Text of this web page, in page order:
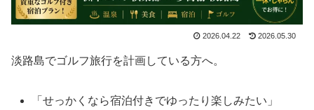
2026.04.22 2026.05.30
淡路島でゴルフ旅行を計画している方へ。
「せっかくなら宿泊付きでゆったり楽しみたい」